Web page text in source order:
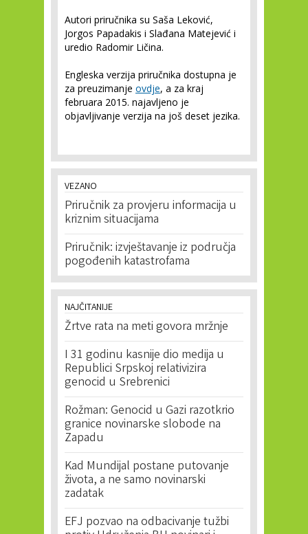
Autori priručnika su Saša Leković,
Jorgos Papadakis i Slađana Matejević i
uredio Radomir Ličina.
Engleska verzija priručnika dostupna je
za preuzimanje ovdje, a za kraj
februara 2015. najavljeno je
objavljivanje verzija na još deset jezika.
VEZANO
Priručnik za provjeru informacija u
kriznim situacijama
Priručnik: izvještavanje iz područja
pogođenih katastrofama
NAJČITANIJE
Žrtve rata na meti govora mržnje
I 31 godinu kasnije dio medija u
Republici Srpskoj relativizira
genocid u Srebrenici
Rožman: Genocid u Gazi razotkrio
granice novinarske slobode na
Zapadu
Kad Mundijal postane putovanje
života, a ne samo novinarski
zadatak
EFJ pozvao na odbacivanje tužbi